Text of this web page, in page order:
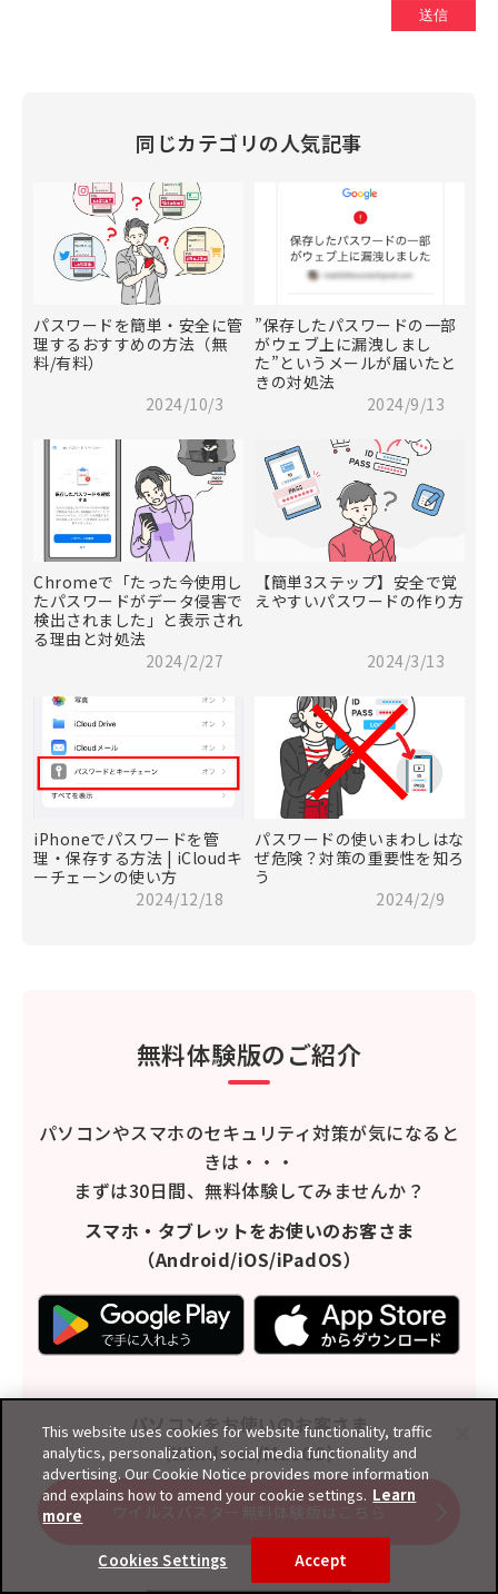
同じカテゴリの人気記事
パスワードを簡単・安全に管
理するおすすめの方法（無
料/有料）
2024/10/3
”保存したパスワードの一部
がウェブ上に漏洩しまし
た”というメールが届いたと
きの対処法
2024/9/13
Chromeで「たった今使用し
たパスワードがデータ侵害で
検出されました」と表示され
る理由と対処法
2024/2/27
【簡単3ステップ】安全で覚
えやすいパスワードの作り方
2024/3/13
iPhoneでパスワードを管
理・保存する方法 | iCloudキ
ーチェーンの使い方
2024/12/18
パスワードの使いまわしはな
ぜ危険？対策の重要性を知ろ
う
2024/2/9
無料体験版のご紹介
パソコンやスマホのセキュリティ対策が気になると
きは・・・
まずは30日間、無料体験してみませんか？
スマホ・タブレットをお使いのお客さま
（Android/iOS/iPadOS）
パソコンをお使いのお客さま
（Windows/MacOS）
ウイルスバスター無料体験版はこちら
This website uses cookies for website functionality, traffic
analytics, personalization, social media functionality and
advertising. Our Cookie Notice provides more information
and explains how to amend your cookie settings. Learn
more
Cookies Settings Accept